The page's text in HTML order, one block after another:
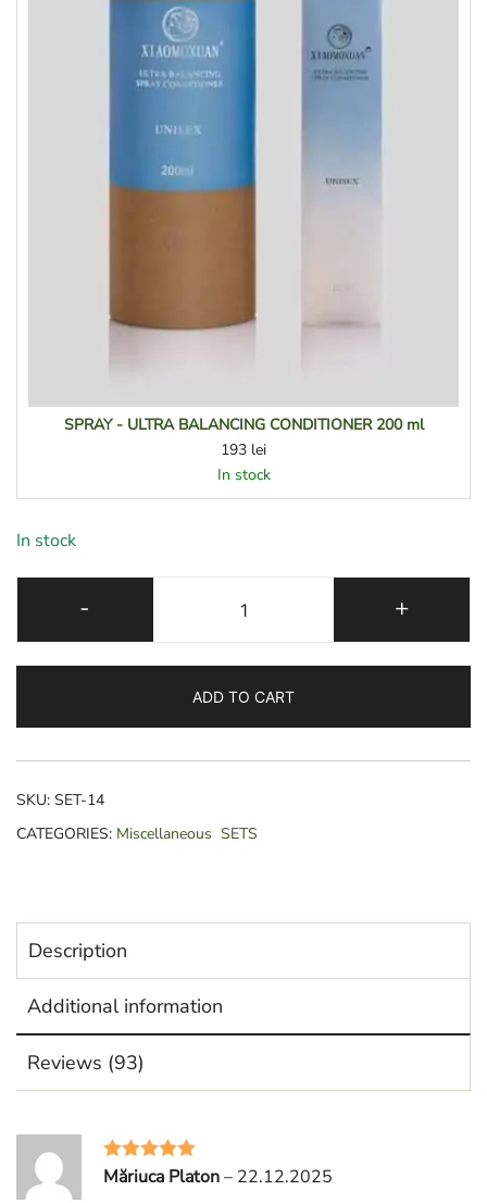
SPRAY - ULTRA BALANCING CONDITIONER 200 ml
193 lei
In stock
In stock
-
BASIC
SET
+
ULTRA
+
ADD TO CART
SKU: SET-14
CATEGORIES: Miscellaneous SETS
Description
Additional information
Reviews (93)
Rated5out
Măriuca Platon– 22.12.2025